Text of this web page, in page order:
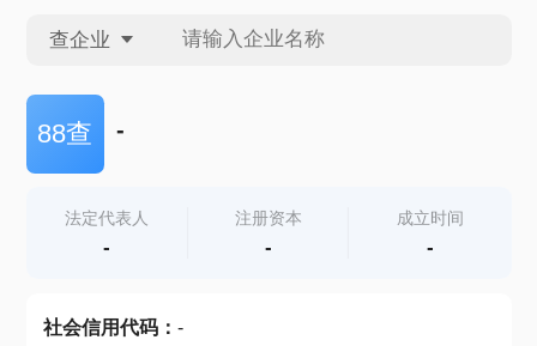
查企业
查企业
查产地
88查 -
法定代表人
-
注册资本
-
成立时间
-
社会信用代码： -